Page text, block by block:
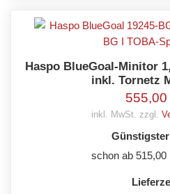
Haspo BlueGoal-Minitor
inkl. Tornetz
555,00
inkl. MwSt. zzgl.
schon ab